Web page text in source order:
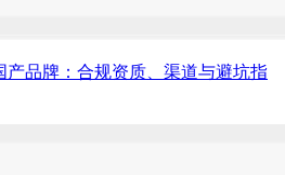
产品牌：合规资质、渠道与避坑指